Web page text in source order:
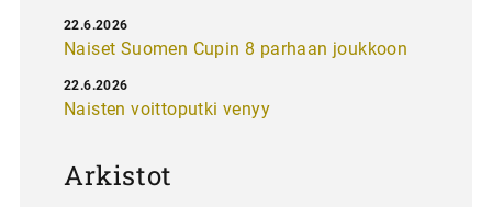
Naiset Suomen Cupin 8 parhaan joukkoon
22.6.2026
Naisten voittoputki venyy
22.6.2026
Arkistot